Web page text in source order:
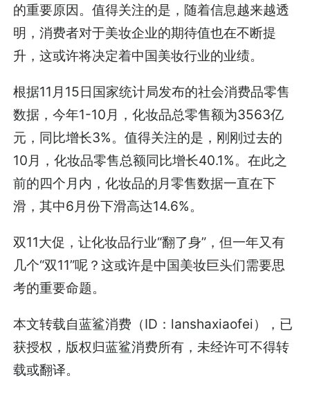
的重要原因。值得关注的是，随着信息越来越透
明，消费者对于美妆企业的期待值也在不断提
升，这或许将决定着中国美妆行业的业绩。
根据11月15日国家统计局发布的社会消费品零售
数据，今年1-10月，化妆品总零售额为3563亿
元，同比增长3%。值得关注的是，刚刚过去的
10月，化妆品零售总额同比增长40.1%。在此之
前的四个月内，化妆品的月零售数据一直在下
滑，其中6月份下滑高达14.6%。
双11大促，让化妆品行业“翻了身”，但一年又有
几个“双11”呢？这或许是中国美妆巨头们需要思
考的重要命题。
本文转载自蓝鲨消费（ID：lanshaxiaofei），已
获授权，版权归蓝鲨消费所有，未经许可不得转
载或翻译。